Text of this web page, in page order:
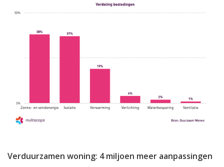
Verduurzamen woning: 4 miljoen meer aanpassingen